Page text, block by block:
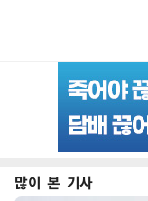
많이 본 기사